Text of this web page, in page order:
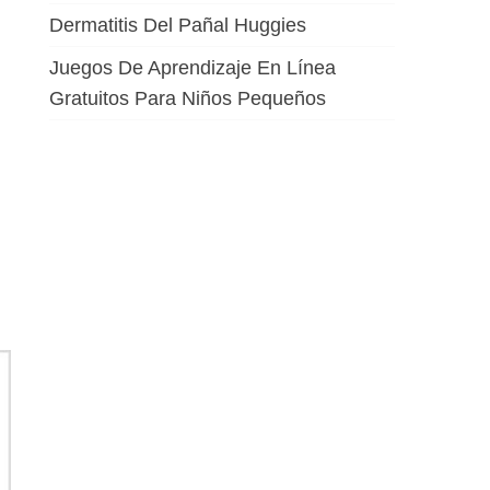
Dermatitis Del Pañal Huggies
Juegos De Aprendizaje En Línea
Gratuitos Para Niños Pequeños